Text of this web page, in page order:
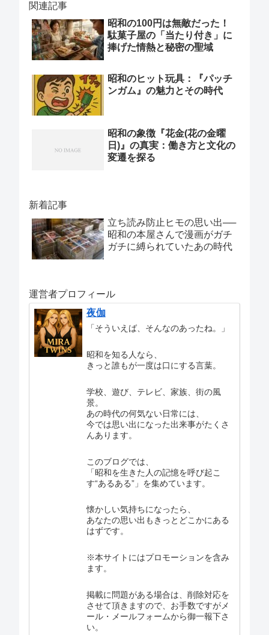
関連記事
昭和の100円は無敵だった！
駄菓子屋の「当たり付き」に
捧げた情熱と秘密の聖域
昭和のヒット玩具：『パッチ
ンガム』の魅力とその時代
昭和の象徴『花金(花の金曜
日)』の真実：働き方と文化の
変遷を探る
新着記事
立ち読み防止ヒモの思い出──
昭和の本屋さんで漫画がガチ
ガチに縛られていたあの時代
運営者プロフィール
夜伽
「そういえば、そんなのあったね。」
昭和を知る人なら、
きっと誰もが一度は口にする言葉。
学校、遊び、テレビ、家族、街の風
景。
あの時代の何気ない日常には、
今では思い出になった出来事がたくさ
んあります。
このブログでは、
「昭和を生きた人の記憶を呼び起こ
す“あるある”」を集めています。
懐かしい気持ちになったら、
あなたの思い出もきっとどこかにある
はずです。
※本サイトにはプロモーションを含み
ます。
掲載に問題がある場合は、削除対応を
させて頂きますので、お手数ですがメ
ール・メールフォームから御一報下さ
い。